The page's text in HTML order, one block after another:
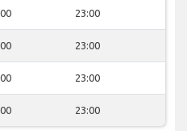
23:00
23:00
23:00
23:00